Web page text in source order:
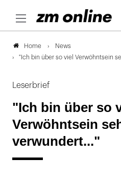
Home
News
"Ich bin über so viel Verwöhntsein
Leserbrief
"Ich bin über so
Verwöhntsein
verwundert..."